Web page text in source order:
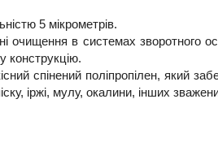
5 мікрометрів.
очищення в системах зворотного
конструкцію.
спінений поліпропілен, який
іржі, мулу, окалини, інших